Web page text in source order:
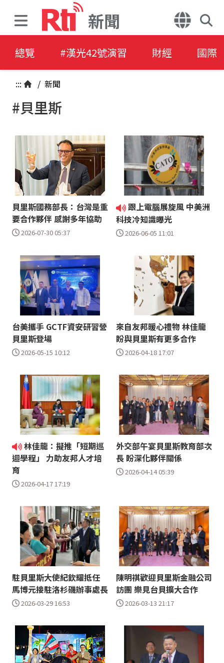
新聞
總覽 #漢光42號演習 財經 國際
::: / 新聞
#貝里斯
貝里斯國務部長：台灣是重
要合作夥伴 感謝多年協助
2026-07-30 05:37
跟上電腦展旋風 中美洲
科技冷知識曝光
2026-06-05 11:01
台美攜手 GCTF資安研習營
貝里斯登場
2026-05-15 10:12
來自友邦暖心禮物 林佳龍
盼與貝里斯有更多合作
2026-04-18 17:07
林佳龍：擬推「短期巡
迴學程」 力助友邦人才培
育
2026-04-17 17:19
外交部午宴貝里斯教育部次
長 盼深化夥伴關係
2026-04-14 05:39
駐貝里斯大使紀欽耀抵任
馬博元接駐洛杉磯辦事處長
2026-03-29 16:53
陳明祺歡迎貝里斯金融公司
訪團 樂見台貝擴大合作
2026-03-13 21:17